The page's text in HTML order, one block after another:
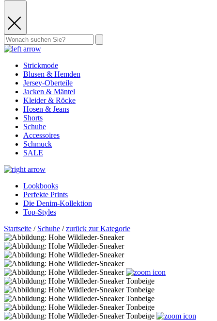
Strickmode
Blusen & Hemden
Jersey-Oberteile
Jacken & Mäntel
Kleider & Röcke
Hosen & Jeans
Shorts
Schuhe
Accessoires
Schmuck
SALE
Lookbooks
Perfekte Prints
Die Denim-Kollektion
Top-Styles
Startseite / Schuhe /zurück zur Kategorie